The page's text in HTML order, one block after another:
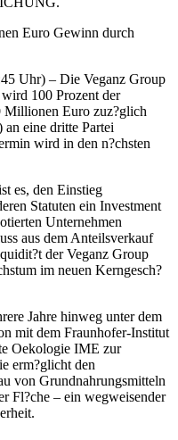
Euro Gewinn durch
Uhr) – Die Veganz Group
100 Prozent der
Millionen Euro zuz?glich
eine dritte Partei
wird in den n?chsten
es, den Einstieg
Statuten ein Investment
Unternehmen
aus dem Anteilsverkauf
der Veganz Group
im neuen Kerngesch?
Jahre hinweg unter dem
mit dem Fraunhofer-Institut
Oekologie IME zur
erm?glicht den
von Grundnahrungsmitteln
Fl?che – ein wegweisender